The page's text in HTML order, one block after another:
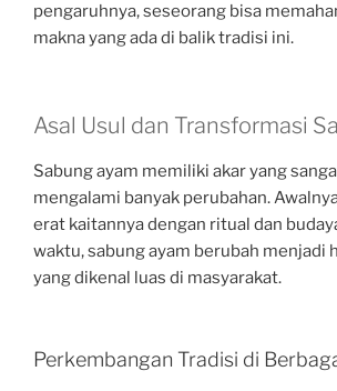
pengaruhnya, seseorang bisa
makna yang ada di balik tradisi ini.
Asal Usul dan Transformasi
Sabung ayam memiliki akar yang
mengalami banyak perubahan.
erat kaitannya dengan ritual dan
waktu, sabung ayam berubah menjadi
yang dikenal luas di masyarakat.
Perkembangan Tradisi di